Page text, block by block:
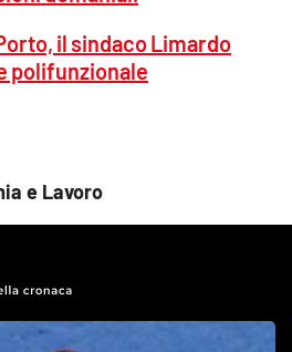
e Lavoro
il sindaco Limardo
polifunzionale